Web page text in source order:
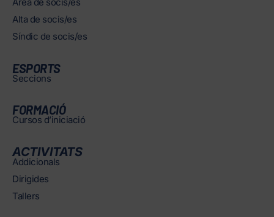
Alta de socis/es
Síndic de socis/es
ESPORTS
Seccions
FORMACIÓ
Cursos d’iniciació
ACTIVITATS
Addicionals
Dirigides
Tallers